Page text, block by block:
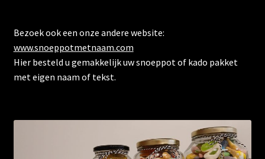
Bezoek ook een onze andere website:
www.snoeppotmetnaam.com
Hier besteld u gemakkelijk uw snoeppot of kado pakket
met eigen naam of tekst.